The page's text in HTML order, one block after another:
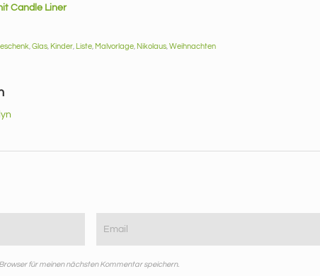
Candle Liner
,Glas, Kinder, Liste, Malvorlage, Nikolaus,Weihnachten
für meinen nächsten Kommentar speichern.